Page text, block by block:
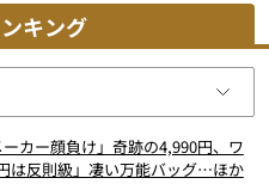
キング
カー顔負け」奇跡の4,990円、ワ
は反則級」凄い万能バッグ…ほか